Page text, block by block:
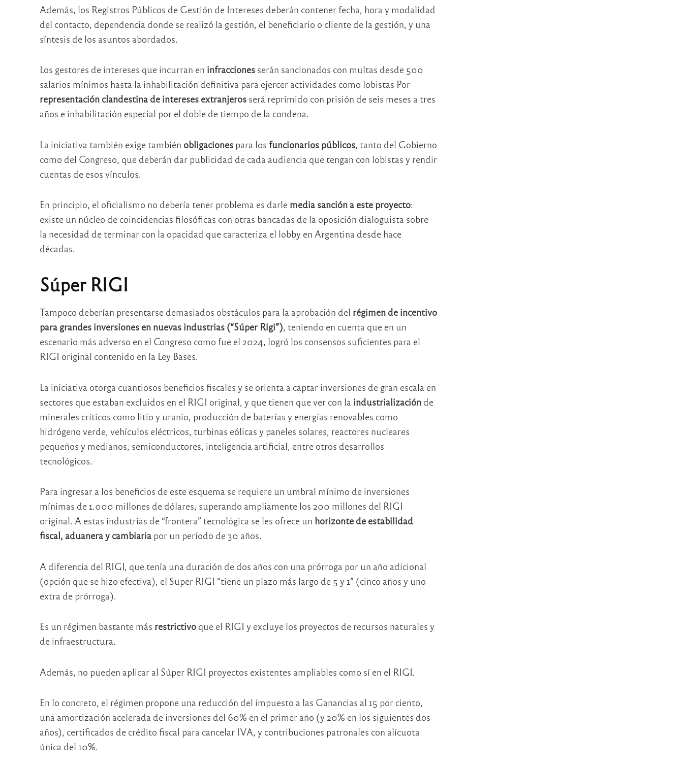
Además, los Registros Públicos de Gestión de Intereses deberán contener fecha, hora y modalidad
del contacto, dependencia donde se realizó la gestión, el beneficiario o cliente de la gestión, y una
síntesis de los asuntos abordados.
Los gestores de intereses que incurran en infraccionesserán sancionados con multas desde 500
salarios mínimos hasta la inhabilitación definitiva para ejercer actividades como lobistas Por
representación clandestina de intereses extranjerosserá reprimido con prisión de seis meses a tres
años e inhabilitación especial por el doble de tiempo de la condena.
La iniciativa también exige también obligacionespara los funcionarios públicos, tanto del Gobierno
como del Congreso, que deberán dar publicidad de cada audiencia que tengan con lobistas y rendir
cuentas de esos vínculos.
En principio, el oficialismo no debería tener problema es darle media sanción a este proyecto:
existe un núcleo de coincidencias filosóficas con otras bancadas de la oposición dialoguista sobre
la necesidad de terminar con la opacidad que caracteriza el lobby en Argentina desde hace
décadas.
Súper RIGI
Tampoco deberían presentarse demasiados obstáculos para la aprobación del régimen de incentivo
para grandes inversiones en nuevas industrias (“Súper Rigi”), teniendo en cuenta que en un
escenario más adverso en el Congreso como fue el 2024, logró los consensos suficientes para el
RIGI original contenido en la Ley Bases.
La iniciativa otorga cuantiosos beneficios fiscales y se orienta a captar inversiones de gran escala en
sectores que estaban excluidos en el RIGI original, y que tienen que ver con la industrializaciónde
minerales críticos como litio y uranio, producción de baterías y energías renovables como
hidrógeno verde, vehículos eléctricos, turbinas eólicas y paneles solares, reactores nucleares
pequeños y medianos, semiconductores, inteligencia artificial, entre otros desarrollos
tecnológicos.
Para ingresar a los beneficios de este esquema se requiere un umbral mínimo de inversiones
mínimas de 1.000 millones de dólares, superando ampliamente los 200 millones del RIGI
original. A estas industrias de “frontera” tecnológica se les ofrece un horizonte de estabilidad
fiscal, aduanera y cambiariapor un período de 30 años.
A diferencia del RIGI, que tenía una duración de dos años con una prórroga por un año adicional
(opción que se hizo efectiva), el Super RIGI “tiene un plazo más largo de 5 y 1” (cinco años y uno
extra de prórroga).
Es un régimen bastante más restrictivoque el RIGI y excluye los proyectos de recursos naturales y
de infraestructura.
Además, no pueden aplicar al Súper RIGI proyectos existentes ampliables como sí en el RIGI.
En lo concreto, el régimen propone una reducción del impuesto a las Ganancias al 15 por ciento,
una amortización acelerada de inversiones del 60% en el primer año (y 20% en los siguientes dos
años), certificados de crédito fiscal para cancelar IVA, y contribuciones patronales con alícuota
única del 10%.